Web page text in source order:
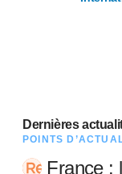
Dernières
POINTS
France :